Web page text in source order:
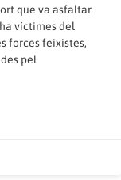
que va asfaltar
víctimes del
forces feixistes,
pel